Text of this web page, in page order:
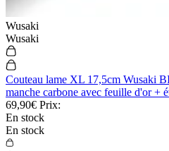
Wusaki
Wusaki
Couteau lame XL 17,5cm Wusaki
manche carbone avec feuille d'or +
69,90€ Prix:
En stock
En stock